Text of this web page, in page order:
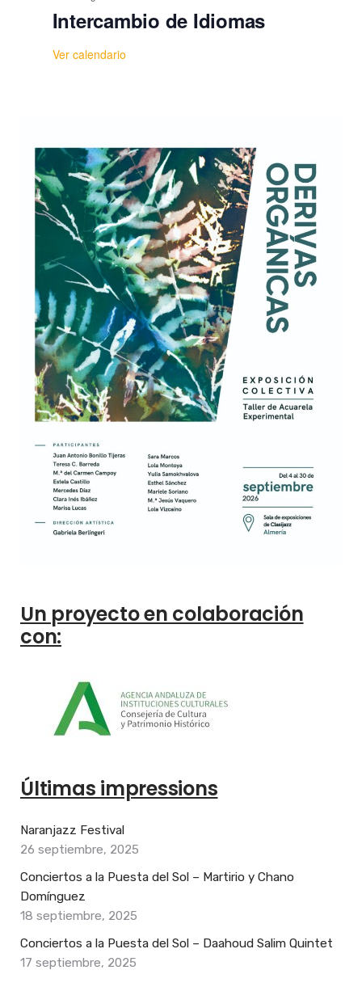
Intercambio de Idiomas
Ver calendario
Un proyecto en colaboración
con:
Últimas impressions
Naranjazz Festival
26 septiembre, 2025
Conciertos a la Puesta del Sol – Martirio y Chano
Domínguez
18 septiembre, 2025
Conciertos a la Puesta del Sol – Daahoud Salim Quintet
17 septiembre, 2025